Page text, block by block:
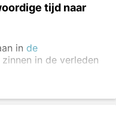
tijd naar
in de
in de verleden
tijd.